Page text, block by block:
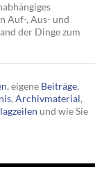
Auf-, Aus- und
der Dinge zum
, eigene Beiträge,
, Archivmaterial,
und wie Sie